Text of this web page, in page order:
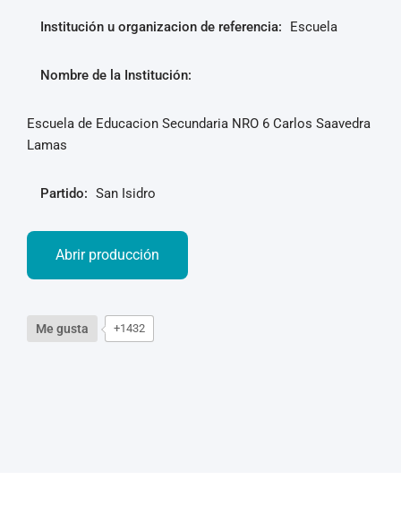
Institución u organizacion de referencia: Escuela
Nombre de la Institución:
Escuela de Educacion Secundaria NRO 6 Carlos Saavedra
Lamas
Partido: San Isidro
Abrir producción
Me gusta +1432